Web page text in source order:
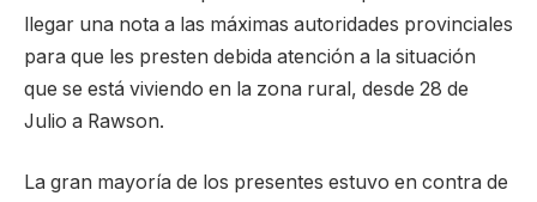
llegar una nota a las máximas autoridades provinciales
para que les presten debida atención a la situación
que se está viviendo en la zona rural, desde 28 de
Julio a Rawson.
La gran mayoría de los presentes estuvo en contra de